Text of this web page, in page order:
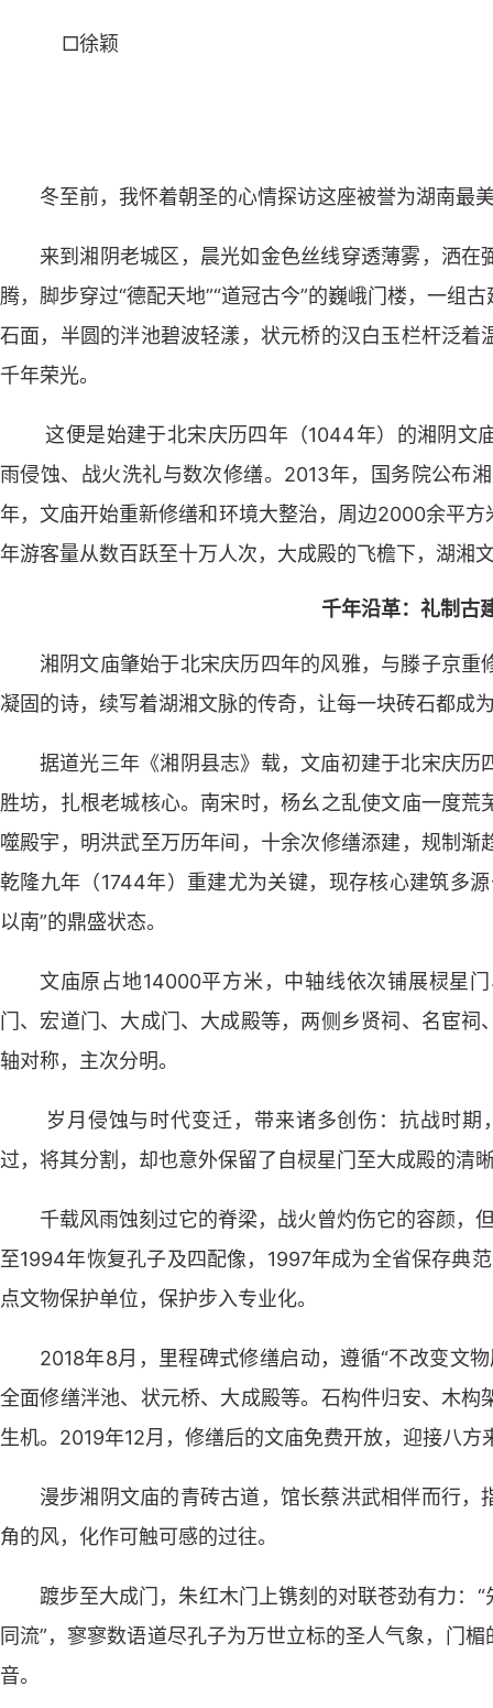
□徐颖
冬至前，我怀着朝圣的心情探访这座被誉为湖南最
来到湘阴老城区，晨光如金色丝线穿透薄雾，洒
腾，脚步穿过“德配天地”“道冠古今”的巍峨门楼，一
石面，半圆的泮池碧波轻漾，状元桥的汉白玉栏杆泛
千年荣光。
这便是始建于北宋庆历四年（1044年）的湘阴文
雨侵蚀、战火洗礼与数次修缮。2013年，国务院公布
年，文庙开始重新修缮和环境大整治，周边2000余平
年游客量从数百跃至十万人次，大成殿的飞檐下，湖湘
千年沿革：礼制古
湘阴文庙肇始于北宋庆历四年的风雅，与滕子京
凝固的诗，续写着湖湘文脉的传奇，让每一块砖石都成
据道光三年《湘阴县志》载，文庙初建于北宋庆
胜坊，扎根老城核心。南宋时，杨幺之乱使文庙一度
噬殿宇，明洪武至万历年间，十余次修缮添建，规制
乾隆九年（1744年）重建尤为关键，现存核心建筑多
以南”的鼎盛状态。
文庙原占地14000平方米，中轴线依次铺展棂星
门、宏道门、大成门、大成殿等，两侧乡贤祠、名宦
轴对称，主次分明。
岁月侵蚀与时代变迁，带来诸多创伤：抗战时
过，将其分割，却也意外保留了自棂星门至大成殿的清
千载风雨蚀刻过它的脊梁，战火曾灼伤它的容颜，
至1994年恢复孔子及四配像，1997年成为全省保存典
点文物保护单位，保护步入专业化。
2018年8月，里程碑式修缮启动，遵循“不改变文
全面修缮泮池、状元桥、大成殿等。石构件归安、木
生机。2019年12月，修缮后的文庙免费开放，迎接八方
漫步湘阴文庙的青砖古道，馆长蔡洪武相伴而行
角的风，化作可触可感的过往。
踱步至大成门，朱红木门上镌刻的对联苍劲有力：
同流”，寥寥数语道尽孔子为万世立标的圣人气象，门
音。